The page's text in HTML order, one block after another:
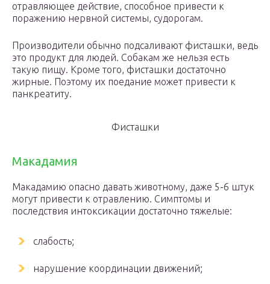
отравляющее действие, способное привести к
поражению нервной системы, судорогам.
Производители обычно подсаливают фисташки, ведь
это продукт для людей. Собакам же нельзя есть
такую пищу. Кроме того, фисташки достаточно
жирные. Поэтому их поедание может привести к
панкреатиту.
Фисташки
Макадамия
Макадамию опасно давать животному, даже 5-6 штук
могут привести к отравлению. Симптомы и
последствия интоксикации достаточно тяжелые:
слабость;
нарушение координации движений;